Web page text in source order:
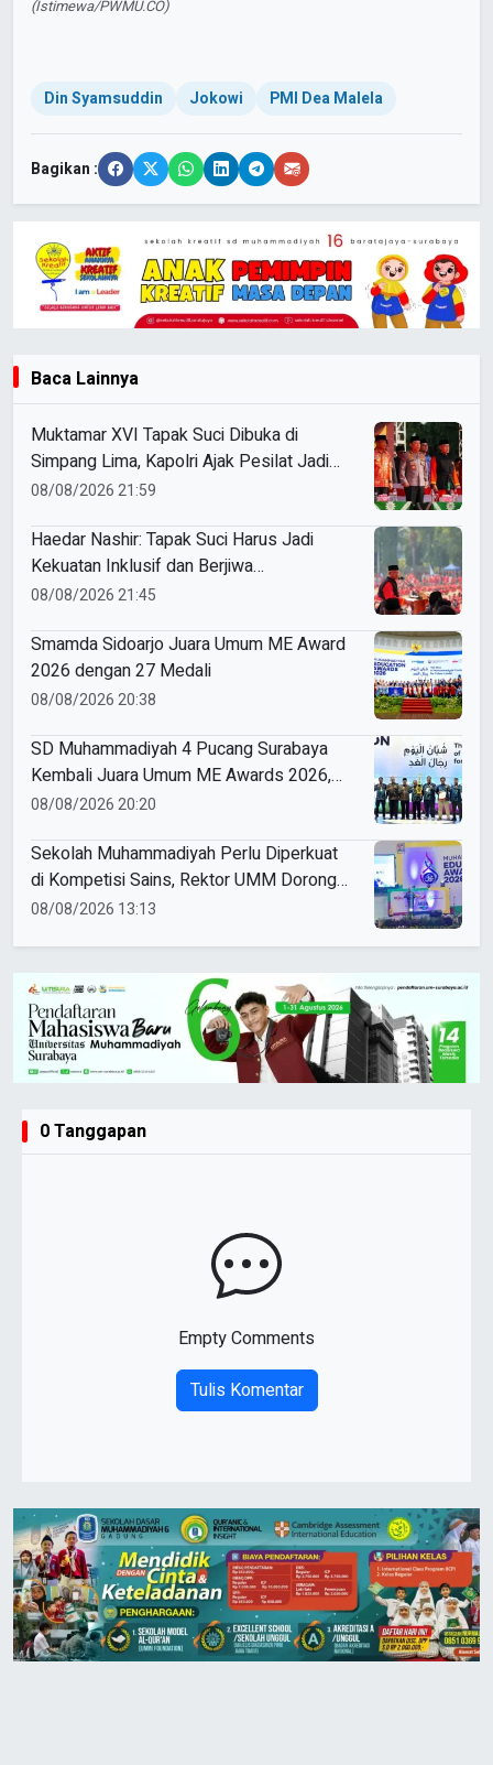
(Istimewa/PWMU.CO)
Din Syamsuddin Jokowi PMI Dea Malela
Bagikan :
Baca Lainnya
Muktamar XVI Tapak Suci Dibuka di
Simpang Lima, Kapolri Ajak Pesilat Jadi
Cooling System
08/08/2026 21:59
Haedar Nashir: Tapak Suci Harus Jadi
Kekuatan Inklusif dan Berjiwa
Kenegarawanan
08/08/2026 21:45
Smamda Sidoarjo Juara Umum ME Award
2026 dengan 27 Medali
08/08/2026 20:38
SD Muhammadiyah 4 Pucang Surabaya
Kembali Juara Umum ME Awards 2026,
Borong 31 Medali
08/08/2026 20:20
Sekolah Muhammadiyah Perlu Diperkuat
di Kompetisi Sains, Rektor UMM Dorong
Coaching Clinic
08/08/2026 13:13
0 Tanggapan
Empty Comments
Tulis Komentar